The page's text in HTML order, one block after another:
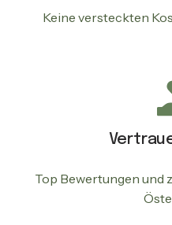
Keine versteckten
Top Bewertungen und